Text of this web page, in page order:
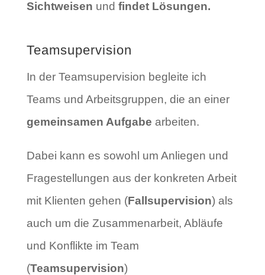
Sichtweisen und findet Lösungen.
Teamsupervision
In der Teamsupervision begleite ich
Teams und Arbeitsgruppen, die an einer
gemeinsamen Aufgabe arbeiten.
Dabei kann es sowohl um Anliegen und
Fragestellungen aus der konkreten Arbeit
mit Klienten gehen (Fallsupervision) als
auch um die Zusammenarbeit, Abläufe
und Konflikte im Team
(Teamsupervision)